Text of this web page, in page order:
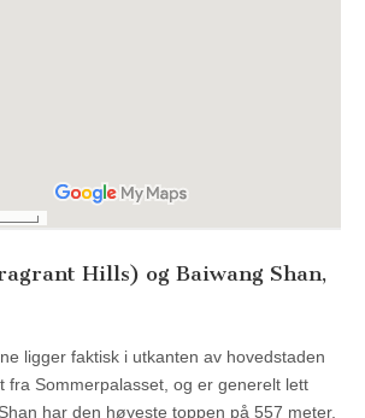
Hills) og Baiwang Shan,
ligger faktisk i utkanten av hovedstaden
fra Sommerpalasset, og er generelt lett
har den høyeste toppen på 557 meter,